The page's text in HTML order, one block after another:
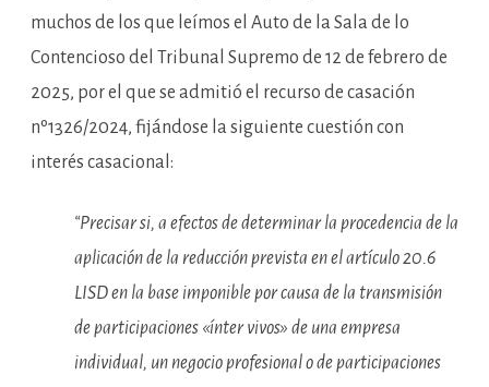
muchos de los que leímos el Auto de la Sala de lo
Contencioso del Tribunal Supremo de 12 de febrero de
2025, por el que se admitió el recurso de casación
nº1326/2024, fijándose la siguiente cuestión con
interés casacional:
“Precisar si, a efectos de determinar la procedencia de la
aplicación de la reducción prevista en el artículo 20.6
LISD en la base imponible por causa de la transmisión
de participaciones «ínter vivos» de una empresa
individual, un negocio profesional o de participaciones